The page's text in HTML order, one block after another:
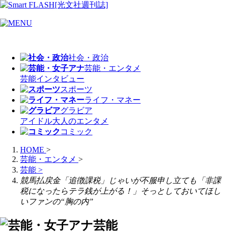
社会・政治
芸能・エンタメ
芸能インタビュー
スポーツ
ライフ・マネー
グラビア
アイドル大人のエンタメ
コミック
HOME >
芸能・エンタメ >
芸能 >
競馬払戻金「追徴課税」じゃいが不服申し立ても「非課
税になったらテラ銭が上がる！」そっとしておいてほし
いファンの“胸の内”
芸能